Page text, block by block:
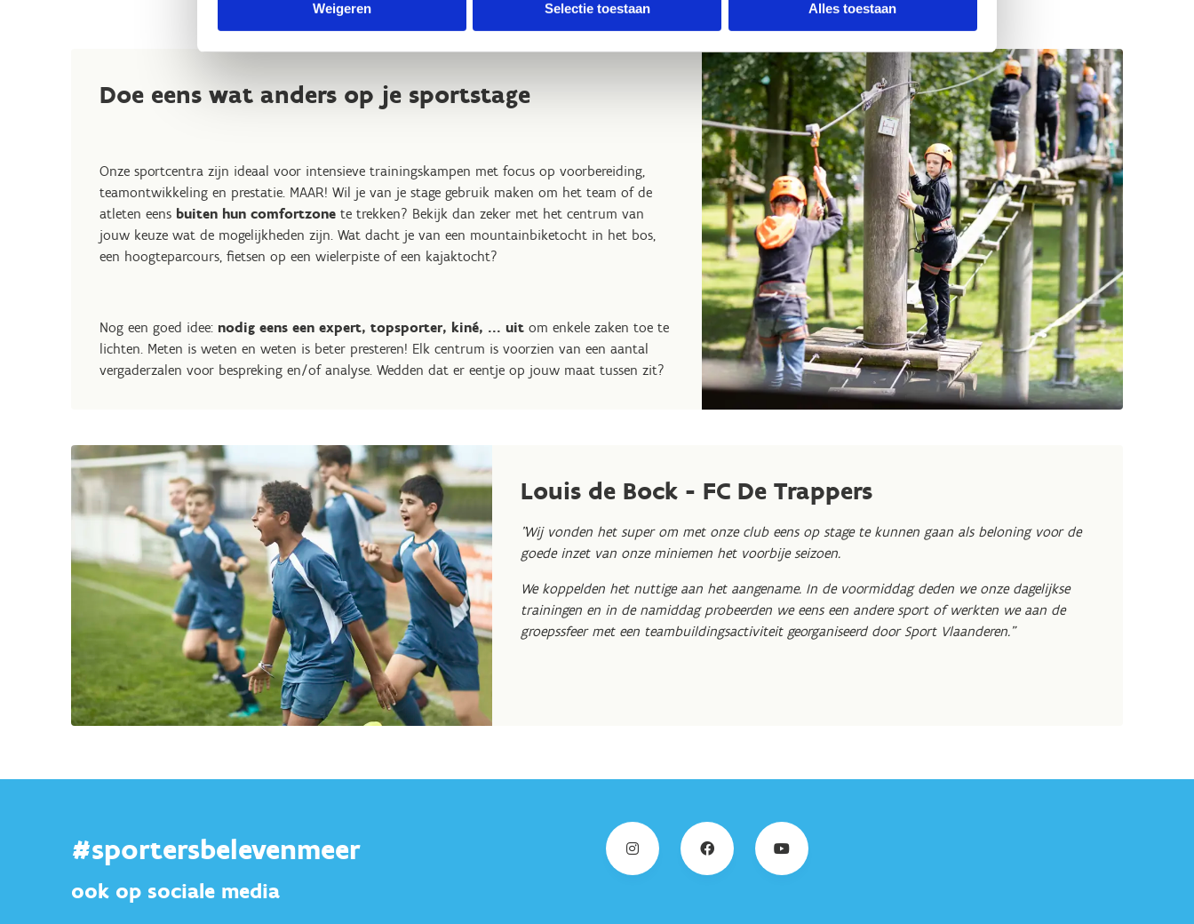
Weigeren Selectie toestaan Alles toestaan
Doe eens wat anders op je sportstage
Onze sportcentra zijn ideaal voor intensieve trainingskampen met focus op voorbereiding,
teamontwikkeling en prestatie. MAAR! Wil je van je stage gebruik maken om het team of de
atleten eens buiten hun comfortzone te trekken? Bekijk dan zeker met het centrum van
jouw keuze wat de mogelijkheden zijn. Wat dacht je van een mountainbiketocht in het bos,
een hoogteparcours, fietsen op een wielerpiste of een kajaktocht?
Nog een goed idee: nodig eens een expert, topsporter, kiné, ... uit om enkele zaken toe te
lichten. Meten is weten en weten is beter presteren! Elk centrum is voorzien van een aantal
vergaderzalen voor bespreking en/of analyse. Wedden dat er eentje op jouw maat tussen zit?
Louis de Bock - FC De Trappers
"Wij vonden het super om met onze club eens op stage te kunnen gaan als beloning voor de
goede inzet van onze miniemen het voorbije seizoen.
We koppelden het nuttige aan het aangename. In de voormiddag deden we onze dagelijkse
trainingen en in de namiddag probeerden we eens een andere sport of werkten we aan de
groepssfeer met een teambuildingsactiviteit georganiseerd door Sport Vlaanderen."
#sportersbelevenmeer
ook op sociale media